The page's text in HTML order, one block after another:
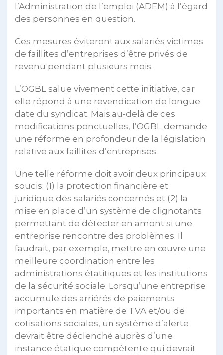
l’Administration de l’emploi (ADEM) à l’égard
des personnes en question.
Ces mesures éviteront aux salariés victimes
de faillites d’entreprises d’être privés de
revenu pendant plusieurs mois.
L’OGBL salue vivement cette initiative, car
elle répond à une revendication de longue
date du syndicat. Mais au-delà de ces
modifications ponctuelles, l’OGBL demande
une réforme en profondeur de la législation
relative aux faillites d’entreprises.
Une telle réforme doit avoir deux principaux
soucis: (1) la protection financière et
juridique des salariés concernés et (2) la
mise en place d’un système de clignotants
permettant de détecter en amont si une
entreprise rencontre des problèmes. Il
faudrait, par exemple, mettre en œuvre une
meilleure coordination entre les
administrations étatitiques et les institutions
de la sécurité sociale. Lorsqu’une entreprise
accumule des arriérés de paiements
importants en matière de TVA et/ou de
cotisations sociales, un système d’alerte
devrait être déclenché auprès d’une
instance étatique compétente qui devrait